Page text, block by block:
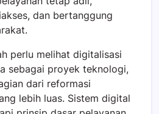
dan bertanggung
perlu melihat digitalisasi
sebagai proyek teknologi,
dari reformasi
lebih luas. Sistem digital